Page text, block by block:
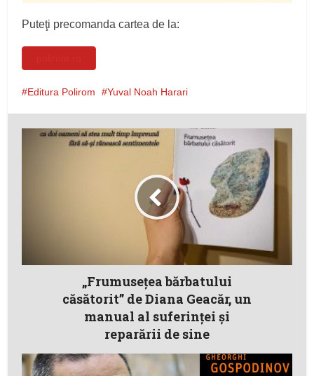
Puteţi precomanda cartea de la:
Editura Polirom Yuval Noah Harari
„Frumusețea bărbatului
căsătorit” de Diana Geacăr, un
manual al suferinței și
reparării de sine